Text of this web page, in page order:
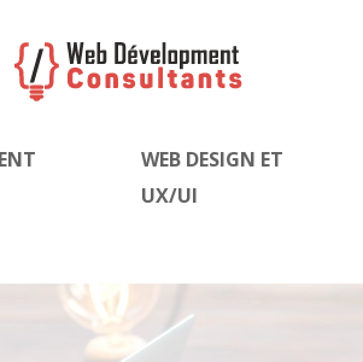
WEB DESIGN ET
UX/UI